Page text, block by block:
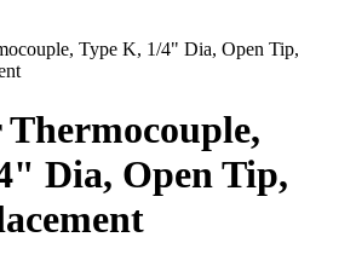
Type K, 1/4" Dia, Open Tip,
Dia, Open Tip,